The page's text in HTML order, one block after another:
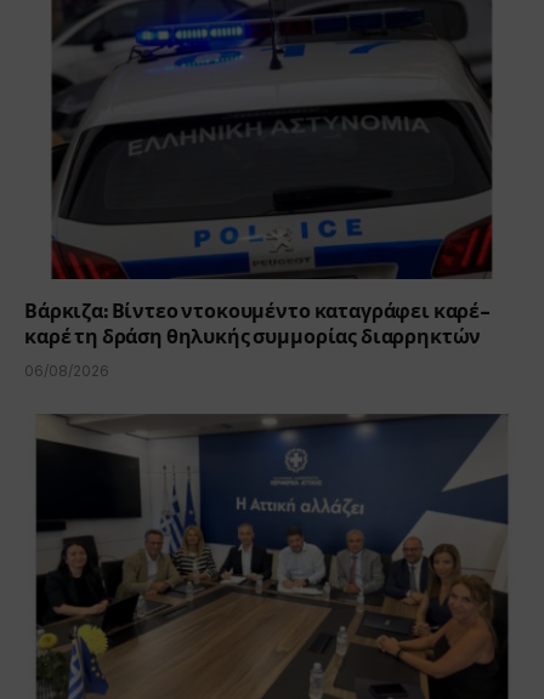
Βάρκιζα: Βίντεο ντοκουμέντο καταγράφει καρέ-
καρέ τη δράση θηλυκής συμμορίας διαρρηκτών
06/08/2026